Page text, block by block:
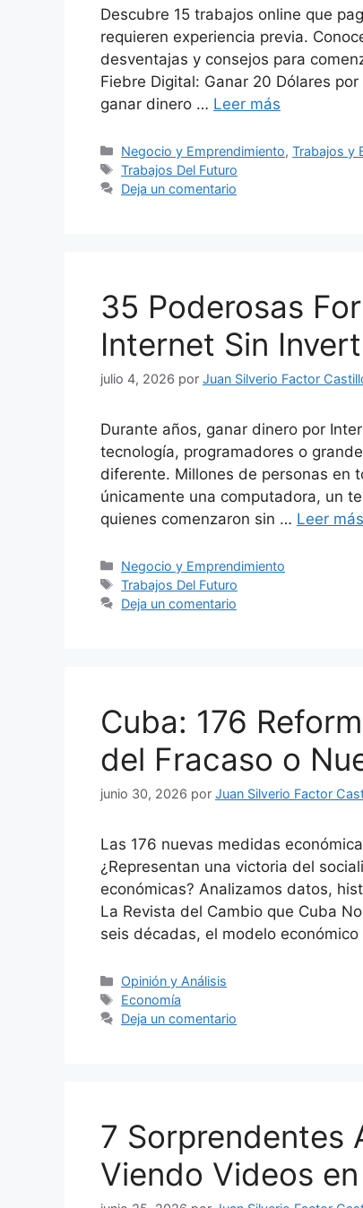
Descubre 15 trabajos online que
requieren experiencia previa.
desventajas y consejos para
Fiebre Digital: Ganar 20 Dólares
ganar dinero … Leer más
Categorías
Negocio y Emprendimiento,Trabajos y
Etiquetas
Trabajos Del Futuro
Deja un comentario
35 Poderosas
Internet Sin
julio 4, 2026 por Juan Silverio Factor
Durante años, ganar dinero por
tecnología, programadores o
diferente. Millones de personas en
únicamente una computadora, un
quienes comenzaron sin … Leer más
Categorías
Negocio y Emprendimiento
Etiquetas
Trabajos Del Futuro
Deja un comentario
Cuba: 176
del Fracaso o
junio 30, 2026 por Juan Silverio Factor
Las 176 nuevas medidas
¿Representan una victoria del
económicas? Analizamos datos,
La Revista del Cambio que Cuba
seis décadas, el modelo
Categorías
Opinión y Análisis
Etiquetas
Economía
Deja un comentario
7 Sorprendentes
Viendo Videos